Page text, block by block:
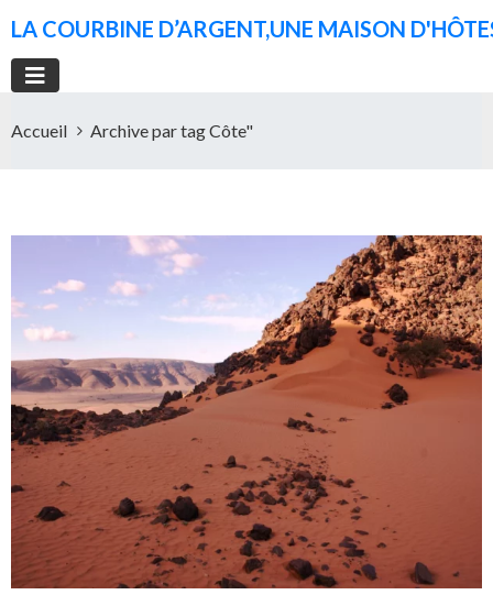
LA COURBINE D’ARGENT,UNE MAISON
Accueil Archive par tag Côte"